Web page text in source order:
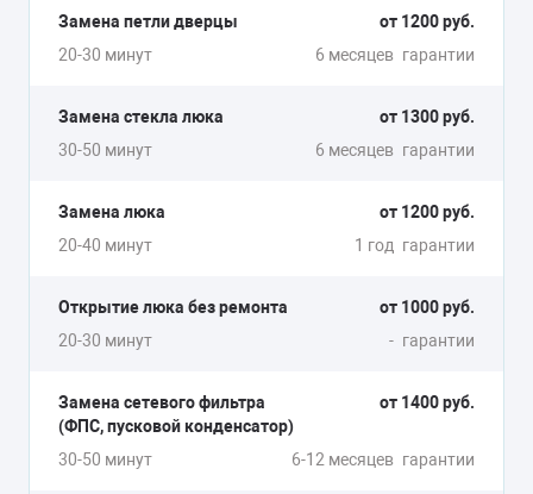
Замена петли дверцы
от 1200 руб.
20-30 минут
6 месяцев гарантии
Замена стекла люка
от 1300 руб.
30-50 минут
6 месяцев гарантии
Замена люка
от 1200 руб.
20-40 минут
1 год гарантии
Открытие люка без ремонта
от 1000 руб.
20-30 минут
- гарантии
Замена сетевого фильтра
(ФПС, пусковой конденсатор)
от 1400 руб.
30-50 минут 6-12 месяцев гарантии